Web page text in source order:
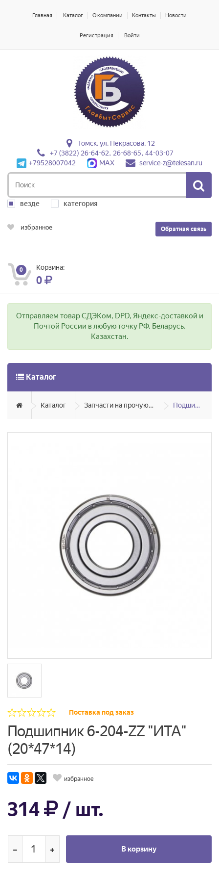
Главная Каталог О компании Контакты Новости
Регистрация Войти
Томск, ул. Некрасова, 12
+7 (3822) 26-64-62, 26-68-65, 44-03-07
+79528007042
MAX service-z@telesan.ru
везде категория
Обратная связь
избранное
0 Корзина:
0
Отправляем товар СДЭКом, DPD, Яндекс-доставкой и
Почтой России в любую точку РФ, Беларусь,
Казахстан.
Каталог
Каталог Запчасти на прочую технику Подшипники
Поставка под заказ
Подшипник 6-204-ZZ "ИТА"
(20*47*14)
избранное
314 / шт.
В корзину